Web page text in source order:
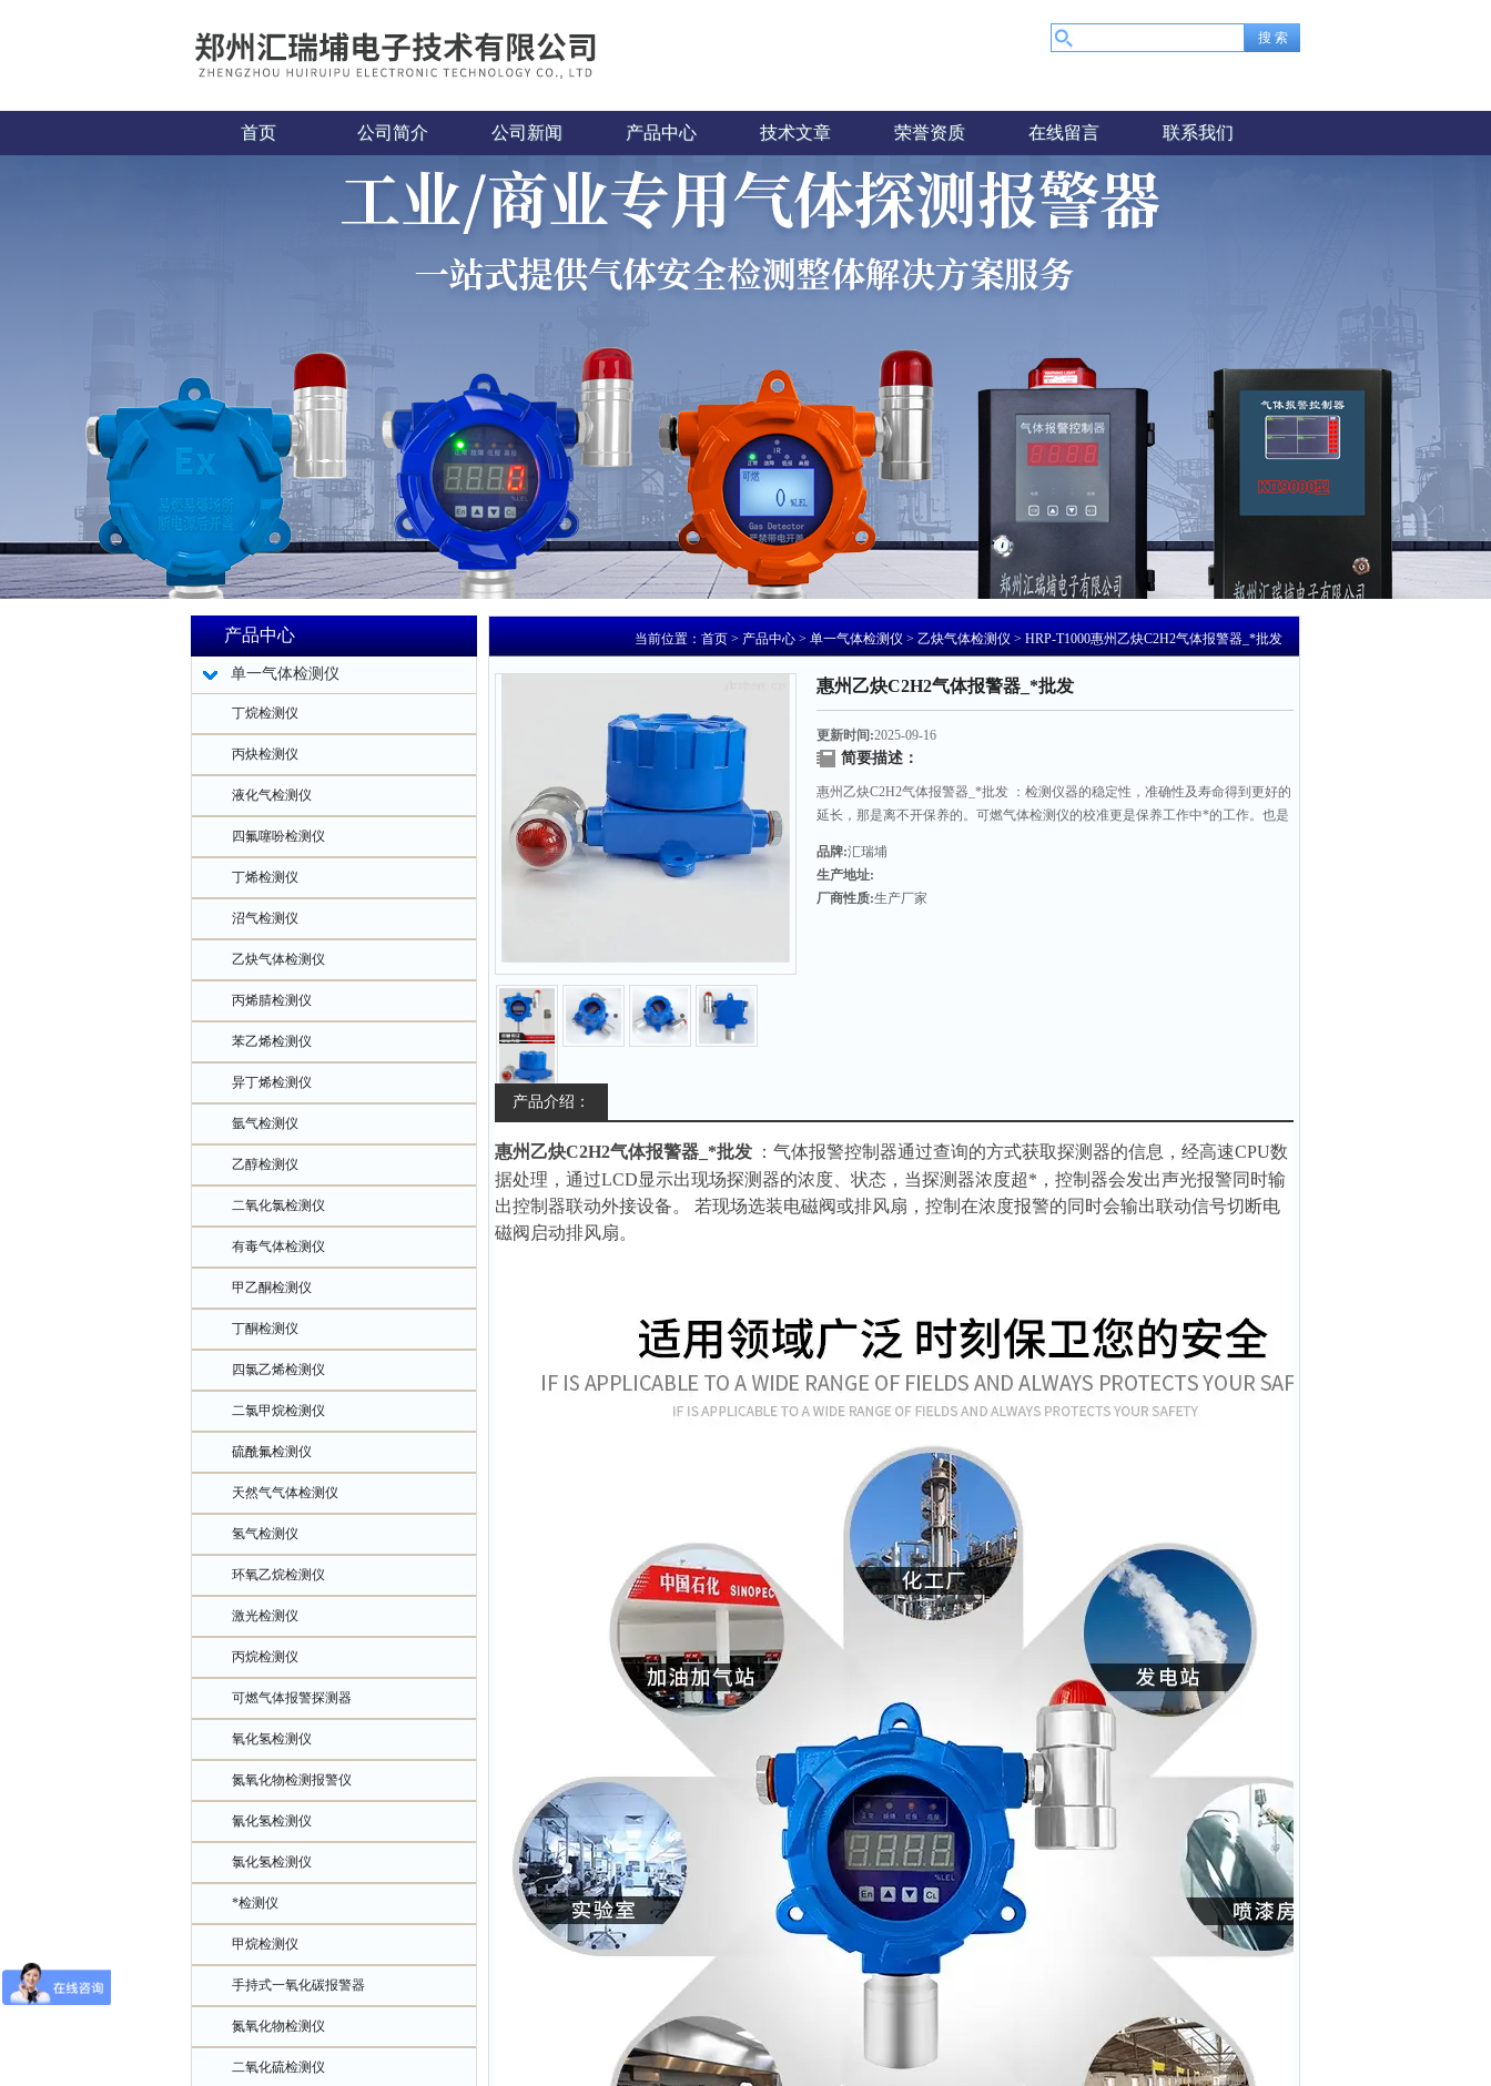
首页 公司简介 公司新闻 产品中心 技术文章 荣誉资质 在线留言 联系我们
产品中心
单一气体检测仪
丁烷检测仪
丙炔检测仪
液化气检测仪
四氟噻吩检测仪
丁烯检测仪
沼气检测仪
乙炔气体检测仪
丙烯腈检测仪
苯乙烯检测仪
异丁烯检测仪
氩气检测仪
乙醇检测仪
二氧化氯检测仪
有毒气体检测仪
甲乙酮检测仪
丁酮检测仪
四氯乙烯检测仪
二氯甲烷检测仪
硫酰氟检测仪
天然气气体检测仪
氢气检测仪
环氧乙烷检测仪
激光检测仪
丙烷检测仪
可燃气体报警探测器
氧化氢检测仪
氮氧化物检测报警仪
氰化氢检测仪
氯化氢检测仪
*检测仪
甲烷检测仪
手持式一氧化碳报警器
氮氧化物检测仪
二氧化硫检测仪
当前位置：首页>产品中心>单一气体检测仪>乙炔气体检测仪> HRP-T1000惠州乙炔C2H2气体报警器_*批发
惠州乙炔C2H2气体报警器_*批发
更新时间:2025-09-16
简要描述：
惠州乙炔C2H2气体报警器_*批发 ：检测仪器的稳定性，准确性及寿命得到更好的
延长，那是离不开保养的。可燃气体检测仪的校准更是保养工作中*的工作。也是
品牌:汇瑞埔
生产地址:
厂商性质:生产厂家
产品介绍：
惠州乙炔C2H2气体报警器_*批发 ： 气体报警控制器通过查询的方式获取探测器的信息，经高速CPU数
据处理，通过LCD显示出现场探测器的浓度、状态，当探测器浓度超*，控制器会发出声光报警同时输
出控制器联动外接设备。 若现场选装电磁阀或排风扇，控制在浓度报警的同时会输出联动信号切断电
磁阀启动排风扇。